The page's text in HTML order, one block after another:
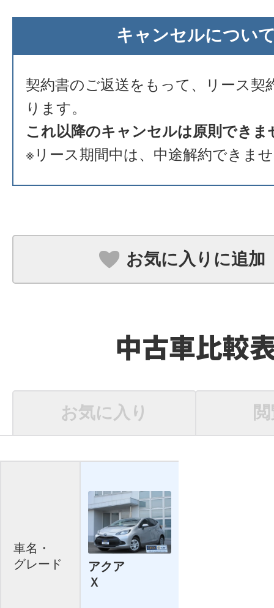
キャンセルについ
契約書のご返送をもって、リース契
ります。
これ以降のキャンセルは原則できま
※リース期間中は、中途解約できま
お気に入りに追加
中古車比較
お気に入り
車名・
グレード
アクア
Ｘ